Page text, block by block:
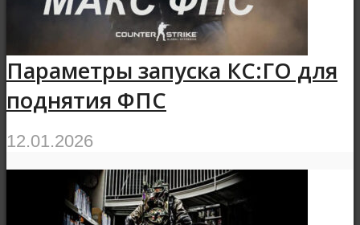
Параметры запуска КС:ГО для
поднятия ФПС
12.01.2026